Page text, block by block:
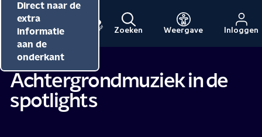
Direct naar de
inhoud
Direct naar de
hoofdnavigatie
Direct naar de
extra
informatie
aan de
onderkant
Menu
Naar
de
van
NPO
beginpagina
van
NPO
Cultuur
Zoeken Weergave Inloggen
Achtergrondmuziek in de
spotlights